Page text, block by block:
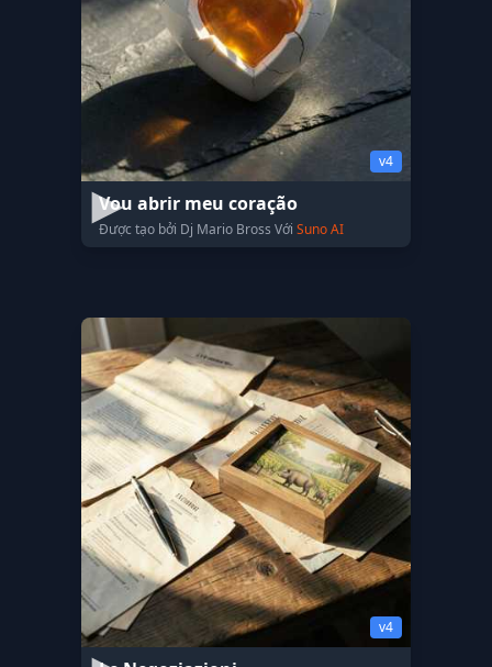
v4
Vou abrir meu coração
Được tạo bởi Dj Mario Bross Với Suno AI
v4